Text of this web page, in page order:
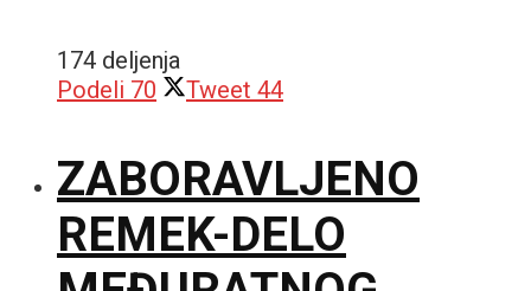
174 deljenja
Podeli 70 Tweet 44
ZABORAVLJENO
REMEK-DELO